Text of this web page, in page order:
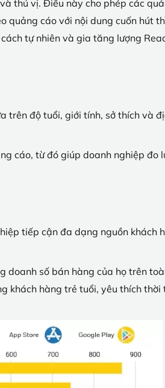
thú vị. Điều này cho phép các
quảng cáo với nội dung cuốn hút
tự nhiên và gia tăng lượng
trên độ tuổi, giới tính, sở thích và
cáo, từ đó giúp doanh nghiệp đo
tiếp cận đa dạng nguồn khách
số bán hàng của họ trên
khách hàng trẻ tuổi, yêu thích